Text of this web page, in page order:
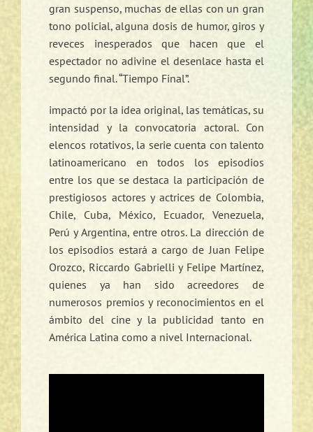
gran suspenso, muchas de ellas con un gran
tono policial, alguna dosis de humor, giros y
reveces inesperados que hacen que el
espectador no adivine el desenlace hasta el
segundo final. “Tiempo Final”.
impactó por la idea original, las temáticas, su
intensidad y la convocatoria actoral. Con
elencos rotativos, la serie cuenta con talento
latinoamericano en todos los episodios
entre los que se destaca la participación de
prestigiosos actores y actrices de Colombia,
Chile, Cuba, México, Ecuador, Venezuela,
Perú y Argentina, entre otros. La dirección de
los episodios estará a cargo de Juan Felipe
Orozco, Riccardo Gabrielli y Felipe Martínez,
quienes ya han sido acreedores de
numerosos premios y reconocimientos en el
ámbito del cine y la publicidad tanto en
América Latina como a nivel Internacional.